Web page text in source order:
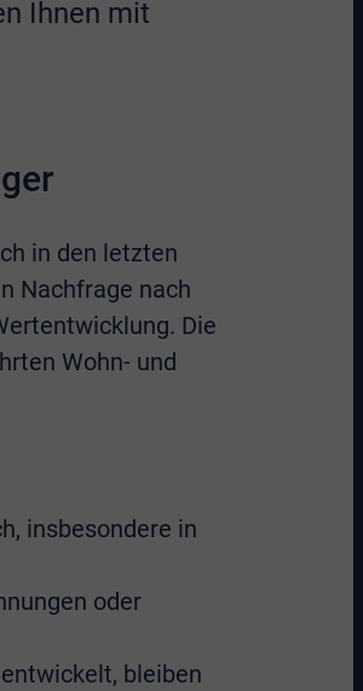
Ihnen mit
in den letzten
Nachfrage nach
Die
Wohn- und
insbesondere in
oder
bleiben